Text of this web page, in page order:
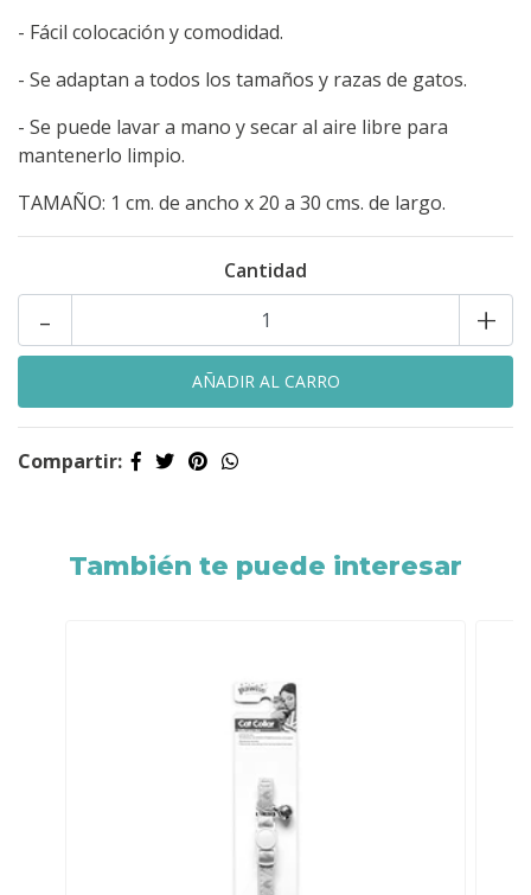
- Fácil colocación y comodidad.
- Se adaptan a todos los tamaños y razas de gatos.
- Se puede lavar a mano y secar al aire libre para
mantenerlo limpio.
TAMAÑO: 1 cm. de ancho x 20 a 30 cms. de largo.
Cantidad
+
-
Compartir:
También te puede interesar